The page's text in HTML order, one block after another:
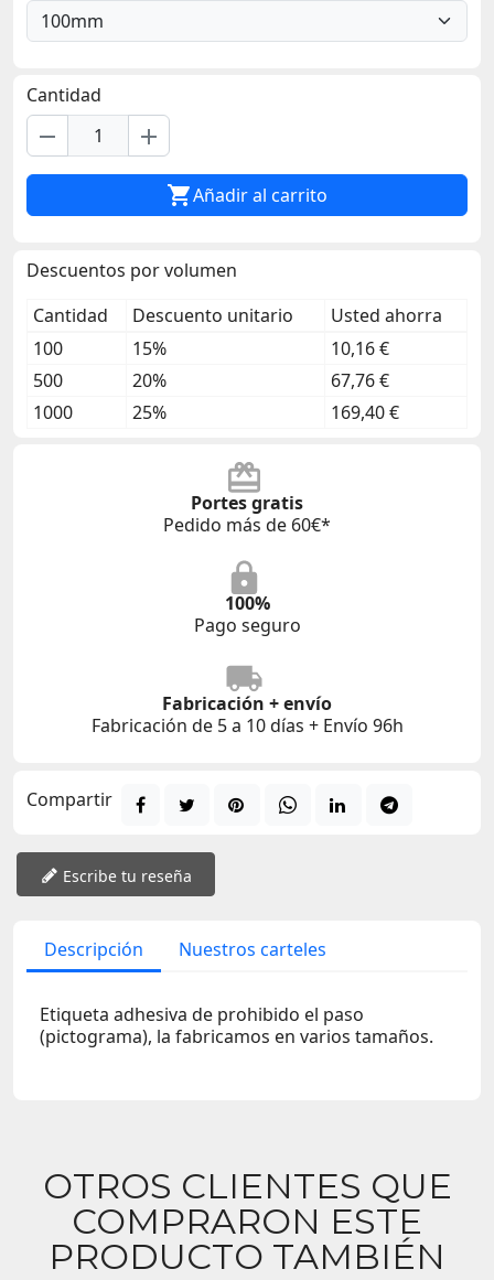
Cantidad
remove add
Añadir al carrito
Descuentos por volumen
Cantidad
Descuento unitario
Usted ahorra
100
15%
10,16 €
500
20%
67,76 €
1000
25% 169,40 €
Portes gratis
Pedido más de 60€*
100%
Pago seguro
Fabricación + envío
Fabricación de 5 a 10 días + Envío 96h
Compartir
Escribe tu reseña
Descripción Nuestros carteles
Etiqueta adhesiva de prohibido el paso
(pictograma), la fabricamos en varios tamaños.
OTROS CLIENTES QUE
COMPRARON ESTE
PRODUCTO TAMBIÉN